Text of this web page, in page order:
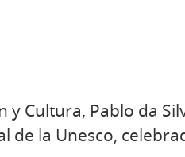
Cultura, Pablo da
de la Unesco,